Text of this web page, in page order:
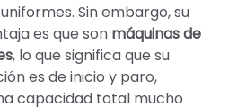
Sin embargo, su
es que son máquinas de
, lo que significa que su
es de inicio y paro,
capacidad total mucho